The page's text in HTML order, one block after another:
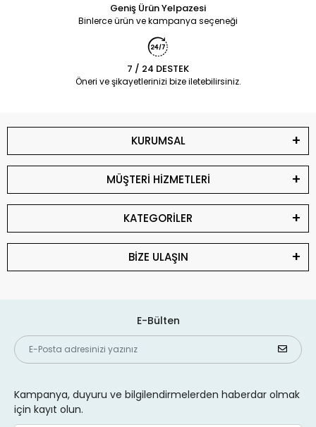
Geniş Ürün Yelpazesi
Binlerce ürün ve kampanya seçeneği
7 / 24 DESTEK
Öneri ve şikayetlerinizi bize iletebilirsiniz.
KURUMSAL
MÜŞTERİ HİZMETLERİ
KATEGORİLER
BİZE ULAŞIN
E-Bülten
Kampanya, duyuru ve bilgilendirmelerden haberdar olmak
için kayıt olun.